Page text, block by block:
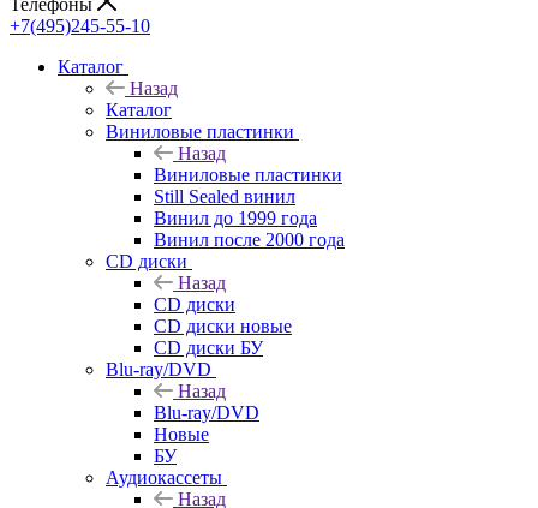
Телефоны
+7(495)245-55-10
Каталог
Назад
Каталог
Виниловые пластинки
Назад
Виниловые пластинки
Still Sealed винил
Винил до 1999 года
Винил после 2000 года
CD диски
Назад
CD диски
CD диски новые
CD диски БУ
Blu-ray/DVD
Назад
Blu-ray/DVD
Новые
БУ
Аудиокассеты
Назад